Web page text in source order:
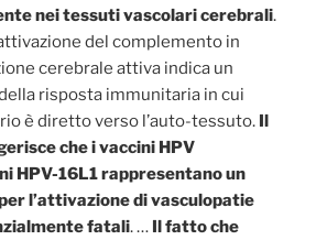
nei tessuti vascolari cerebrali.
del complemento in
cerebrale attiva indica un
risposta immunitaria in cui
è diretto verso l’auto-tessuto. Il
che i vaccini HPV
HPV-16L1 rappresentano un
l’attivazione di vasculopatie
fatali. … Il fatto che